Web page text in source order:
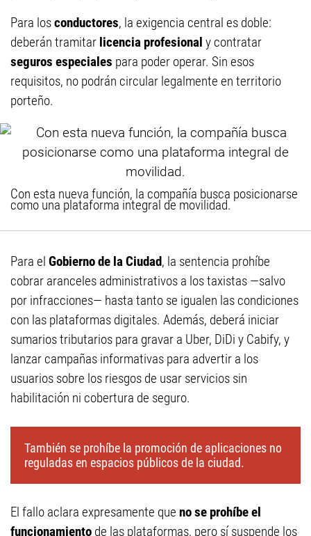
Para losconductores, la exigencia central es doble:
deberán tramitar licencia profesional y contratar
seguros especiales para poder operar. Sin esos
requisitos, no podrán circular legalmente en territorio
porteño.
Con esta nueva función, la compañía busca posicionarse
como una plataforma integral de movilidad.
Para el Gobierno de la Ciudad, la sentencia prohíbe
cobrar aranceles administrativos a los taxistas —salvo
por infracciones— hasta tanto se igualen las condiciones
con las plataformas digitales. Además, deberá iniciar
sumarios tributarios para gravar a Uber, DiDi y Cabify, y
lanzar campañas informativas para advertir a los
usuarios sobre los riesgos de usar servicios sin
habilitación ni cobertura de seguro.
También se prohíbe la promoción de aplicaciones no
reguladas en espacios públicos de la ciudad.
El fallo aclara expresamente que no se prohíbe el
funcionamiento de las plataformas, pero sí suspende los